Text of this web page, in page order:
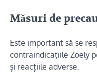
Măsuri de
Este important să se
contraindicațiile Zoely
și reacțiile adverse.